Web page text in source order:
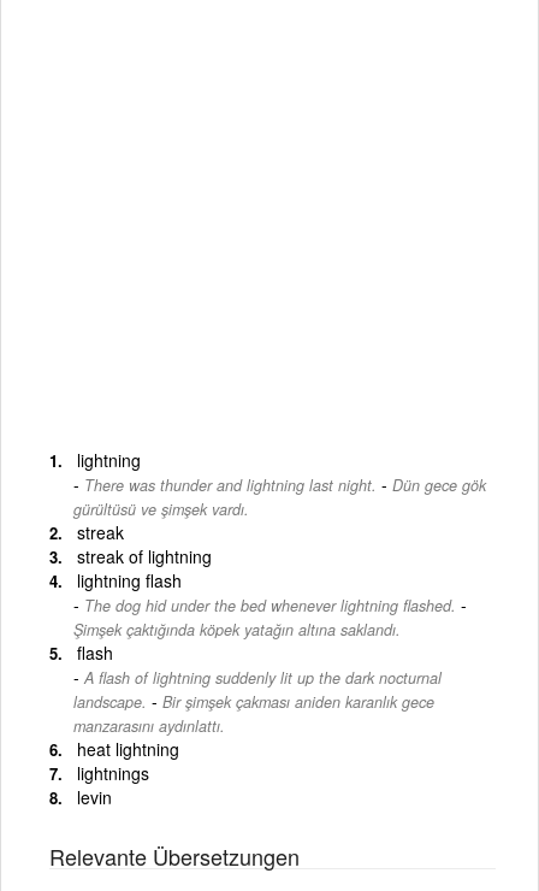
lightning
There was thunder and lightning last night. - Dün gece gök
gürültüsü ve şimşek vardı.
streak
streak of lightning
lightning flash
The dog hid under the bed whenever lightning flashed. -
Şimşek çaktığında köpek yatağın altına saklandı.
flash
A flash of lightning suddenly lit up the dark nocturnal
landscape. - Bir şimşek çakması aniden karanlık gece
manzarasını aydınlattı.
heat lightning
lightnings
levin
Relevante Übersetzungen